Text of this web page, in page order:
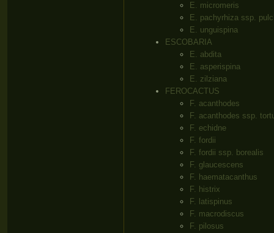
E. micromeris
E. pachyrhiza ssp.
E. unguispina
ESCOBARIA
E. abdita
E. asperispina
E. zilziana
FEROCACTUS
F. acanthodes
F. acanthodes ssp.
F. echidne
F. fordii
F. fordii ssp. borealis
F. glaucescens
F. haematacanthus
F. histrix
F. latispinus
F. macrodiscus
F. pilosus